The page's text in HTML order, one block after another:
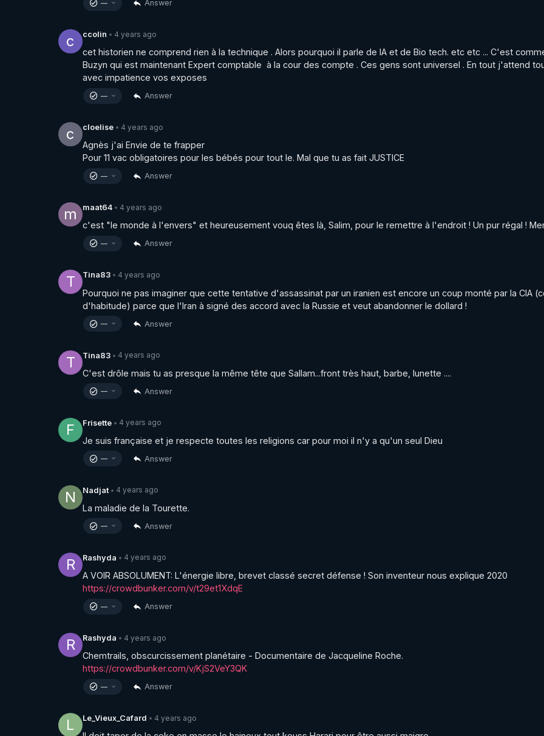
— Answer
c ccolin • 4 years ago
cet historien ne comprend rien à la technique . Alors pourquoi il parle de IA et de Bio tech. etc etc ... C'est
Buzyn qui est maintenant Expert comptable  à la cour des compte . Ces gens sont universel . En tout j'attend
avec impatience vos exposes
— Answer
c cloelise • 4 years ago
Agnès j'ai Envie de te frapper
Pour 11 vac obligatoires pour les bébés pour tout le. Mal que tu as fait JUSTICE
— Answer
m maat64 • 4 years ago
c'est "le monde à l'envers" et heureusement vouq êtes là, Salim, pour le remettre à l'endroit ! Un pur régal !
— Answer
T Tina83 • 4 years ago
Pourquoi ne pas imaginer que cette tentative d'assassinat par un iranien est encore un coup monté par la CIA
d'habitude) parce que l'Iran à signé des accord avec la Russie et veut abandonner le dollard !
— Answer
T Tina83 • 4 years ago
C'est drôle mais tu as presque la même tête que Sallam...front très haut, barbe, lunette ....
— Answer
F Frisette • 4 years ago
Je suis française et je respecte toutes les religions car pour moi il n'y a qu'un seul Dieu
— Answer
N Nadjat • 4 years ago
La maladie de la Tourette.
— Answer
R Rashyda • 4 years ago
https://crowdbunker.com/v/t29et1XdqE
— Answer
R Rashyda • 4 years ago
https://crowdbunker.com/v/KjS2VeY3QK
— Answer
L Le_Vieux_Cafard • 4 years ago